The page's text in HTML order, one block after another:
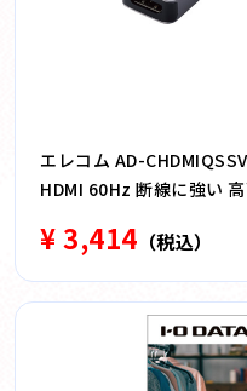
エレコム AD-
HDMI 60Hz 断線に強い
¥ 3,414 （税込）